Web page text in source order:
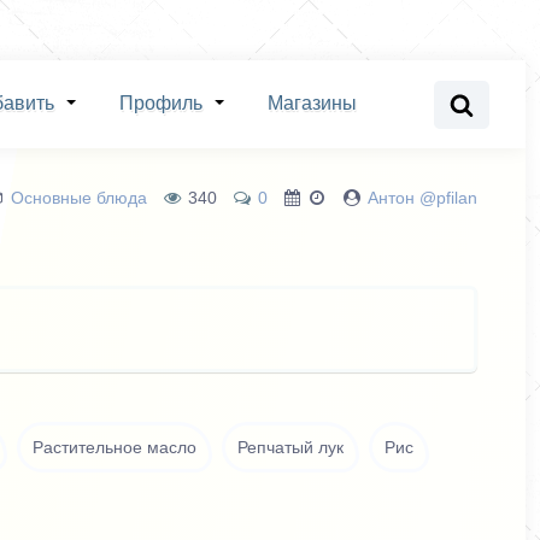
Профиль Магазины
Основные блюда 340 0 Антон @pfilan
Растительное масло Репчатый лук Рис